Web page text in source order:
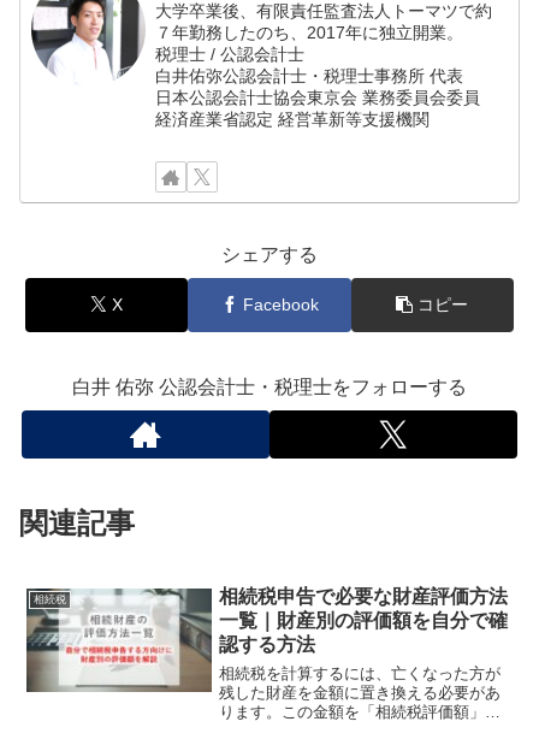
大学卒業後、有限責任監査法人トーマツで約
７年勤務したのち、2017年に独立開業。
税理士 / 公認会計士
白井佑弥公認会計士・税理士事務所 代表
日本公認会計士協会東京会 業務委員会委員
経済産業省認定 経営革新等支援機関
シェアする
X Facebook コピー
白井 佑弥 公認会計士・税理士をフォローする
関連記事
相続税
相続税申告で必要な財産評価方法
一覧｜財産別の評価額を自分で確
認する方法
相続税を計算するには、亡くなった方が
残した財産を金額に置き換える必要があ
ります。この金額を「相続税評価額」と